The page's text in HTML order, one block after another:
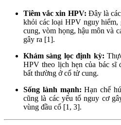
Tiêm vắc xin HPV: Đây là
khỏi các loại HPV nguy
cung, vòm họng, hậu môn và
gây ra [1].
Khám sàng lọc định kỳ:
HPV theo lịch hẹn của bác sĩ
bất thường ở cổ tử cung.
Sống lành mạnh: Hạn chế
cũng là các yếu tố nguy cơ
vùng đầu cổ [1, 3].